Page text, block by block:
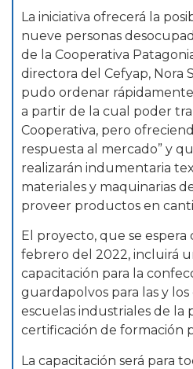
La iniciativa ofrecerá la
nueve personas
de la Cooperativa
directora del Cefyap, Nora
pudo ordenar
a partir de la cual poder
Cooperativa, pero
respuesta al mercado” y
realizarán indumentaria
materiales y maquinarias
proveer productos en
El proyecto, que se espera
febrero del 2022, incluirá
capacitación para la
guardapolvos para las y
escuelas industriales de la
certificación de formación
La capacitación será para